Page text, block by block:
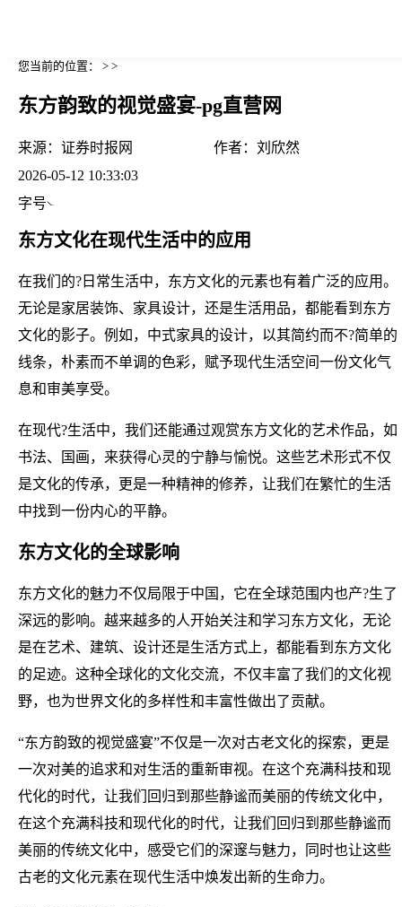
您当前的位置： > >
东方韵致的视觉盛宴-pg直营网
来源： 证券时报网 作者： 刘欣然
2026-05-12 10:33:03
字号
东方文化在现代生活中的应用
在我们的?日常生活中，东方文化的元素也有着广泛的应用。
无论是家居装饰、家具设计，还是生活用品，都能看到东方
文化的影子。例如，中式家具的设计，以其简约而不?简单的
线条，朴素而不单调的色彩，赋予现代生活空间一份文化气
息和审美享受。
在现代?生活中，我们还能通过观赏东方文化的艺术作品，如
书法、国画，来获得心灵的宁静与愉悦。这些艺术形式不仅
是文化的传承，更是一种精神的修养，让我们在繁忙的生活
中找到一份内心的平静。
东方文化的全球影响
东方文化的魅力不仅局限于中国，它在全球范围内也产?生了
深远的影响。越来越多的人开始关注和学习东方文化，无论
是在艺术、建筑、设计还是生活方式上，都能看到东方文化
的足迹。这种全球化的文化交流，不仅丰富了我们的文化视
野，也为世界文化的多样性和丰富性做出了贡献。
“东方韵致的视觉盛宴”不仅是一次对古老文化的探索，更是
一次对美的追求和对生活的重新审视。在这个充满科技和现
代化的时代，让我们回归到那些静谧而美丽的传统文化中，
在这个充满科技和现代化的时代，让我们回归到那些静谧而
美丽的传统文化中，感受它们的深邃与魅力，同时也让这些
古老的文化元素在现代生活中焕发出新的生命力。